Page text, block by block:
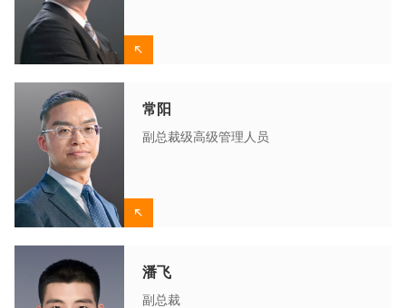
常阳
副总裁级高级管理人员
潘飞
副总裁